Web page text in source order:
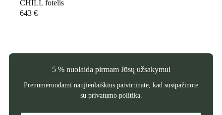
CHILL fotelis
643 €
5 % nuolaida pirmam Jūsų užsakymui
Prenumeruodami naujienlaiškius patvirtinate, kad susipažinote
su privatumo politika.